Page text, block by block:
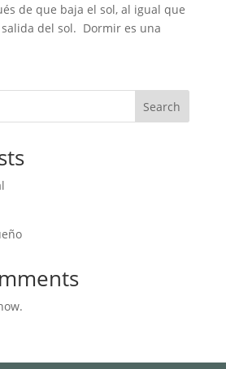
de que baja el sol, al igual que
del sol. Dormir es una
Search